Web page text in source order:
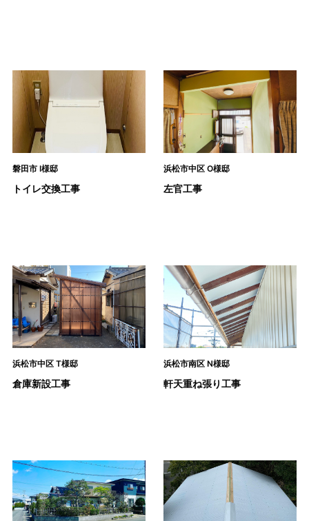
磐田市 I様邸
トイレ交換工事
浜松市中区 O様邸
左官工事
浜松市中区 T様邸
倉庫新設工事
浜松市南区 N様邸
軒天重ね張り工事